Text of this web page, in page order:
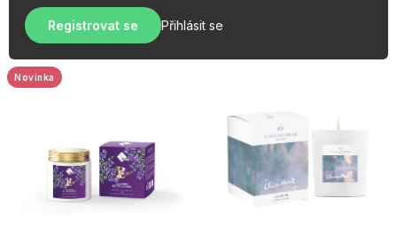
AKCE
Jak nakupovat Kontakty
t
ů
Registrovat se Přihlásit se
d
uNovinka